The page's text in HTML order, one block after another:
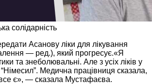
солідарність
Асанову ліки для лікування
— ред.), який прогресує.«Я
та знеболювальні. Але з усіх ліків у
Медична працівниця сказала,
є», — сказала Мустафаєва.